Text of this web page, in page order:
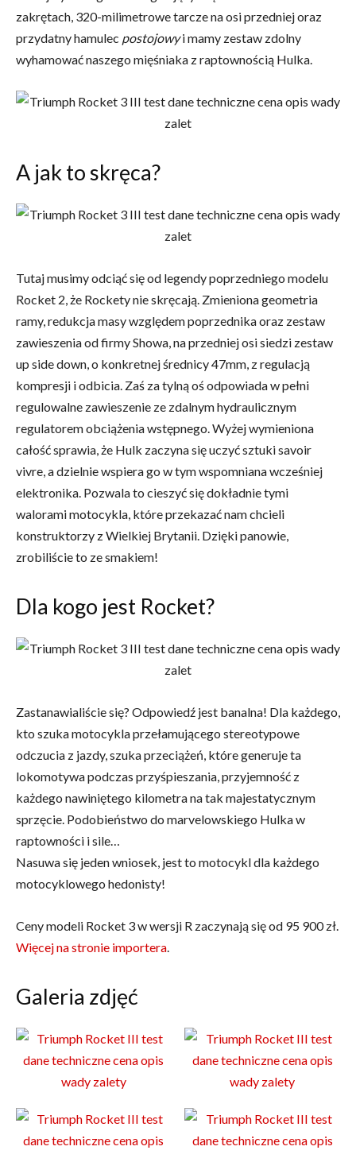
zakrętach, 320-milimetrowe tarcze na osi przedniej oraz
przydatny hamulec postojowyi mamy zestaw zdolny
wyhamować naszego mięśniaka z raptownością Hulka.
A jak to skręca?
Tutaj musimy odciąć się od legendy poprzedniego modelu
Rocket 2, że Rockety nie skręcają. Zmieniona geometria
ramy, redukcja masy względem poprzednika oraz zestaw
zawieszenia od firmy Showa, na przedniej osi siedzi zestaw
up side down, o konkretnej średnicy 47mm, z regulacją
kompresji i odbicia. Zaś za tylną oś odpowiada w pełni
regulowalne zawieszenie ze zdalnym hydraulicznym
regulatorem obciążenia wstępnego. Wyżej wymieniona
całość sprawia, że Hulk zaczyna się uczyć sztuki savoir
vivre, a dzielnie wspiera go w tym wspomniana wcześniej
elektronika. Pozwala to cieszyć się dokładnie tymi
walorami motocykla, które przekazać nam chcieli
konstruktorzy z Wielkiej Brytanii. Dzięki panowie,
zrobiliście to ze smakiem!
Dla kogo jest Rocket?
Zastanawialiście się? Odpowiedź jest banalna! Dla każdego,
kto szuka motocykla przełamującego stereotypowe
odczucia z jazdy, szuka przeciążeń, które generuje ta
lokomotywa podczas przyśpieszania, przyjemność z
każdego nawiniętego kilometra na tak majestatycznym
sprzęcie. Podobieństwo do marvelowskiego Hulka w
raptowności i sile…
Nasuwa się jeden wniosek, jest to motocykl dla każdego
motocyklowego hedonisty!
Ceny modeli Rocket 3 w wersji R zaczynają się od 95 900 zł.
Więcej na stronie importera.
Galeria zdjęć